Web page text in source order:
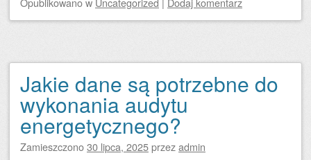
Jakie dane są potrzebne do
wykonania audytu
energetycznego?
Zamieszczono30 lipca, 2025przezadmin